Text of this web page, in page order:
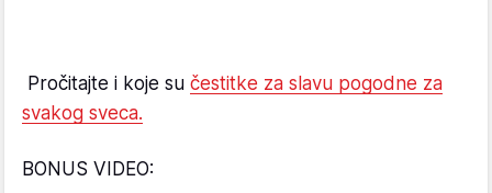
Pročitajte i koje su čestitke za slavu pogodne za
svakog sveca.
BONUS VIDEO: